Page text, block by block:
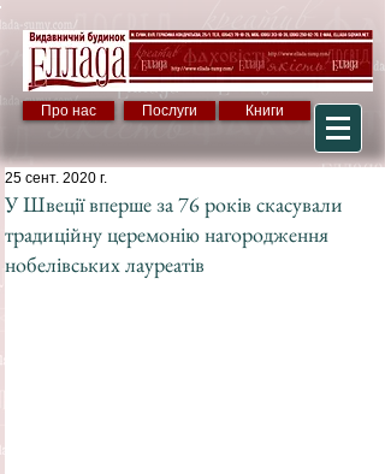
Про нас Послуги Книги
У Швеції вперше за 76 років скасували
традиційну церемонію нагородження
нобелівських лауреатів
25 сент. 2020 г.